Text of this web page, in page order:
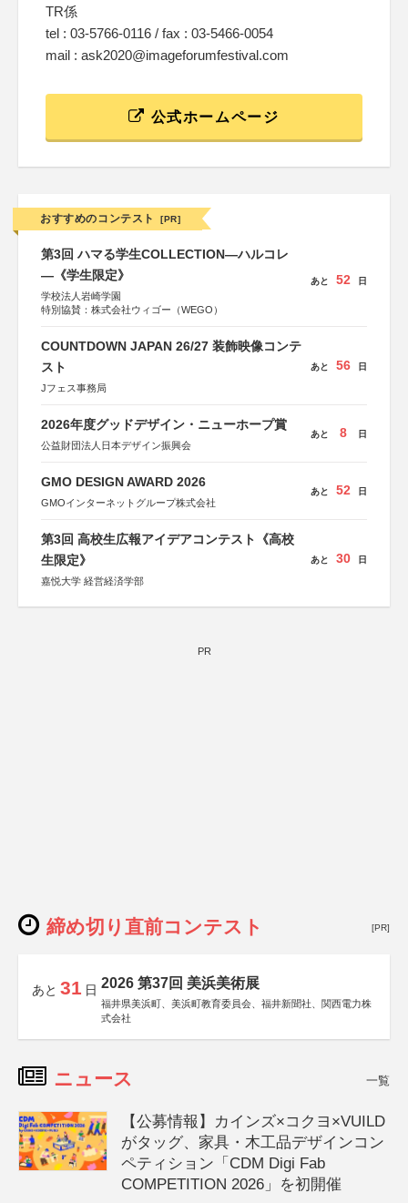
TR係
tel : 03-5766-0116 / fax : 03-5466-0054
mail : ask2020@imageforumfestival.com
公式ホームページ
おすすめのコンテスト [PR]
第3回 ハマる学生COLLECTION―ハルコレ
―《学生限定》
学校法人岩崎学園
特別協賛：株式会社ウィゴー（WEGO）
あと 52 日
COUNTDOWN JAPAN 26/27 装飾映像コンテ
スト
Jフェス事務局
あと 56 日
2026年度グッドデザイン・ニューホープ賞
公益財団法人日本デザイン振興会
あと 8 日
GMO DESIGN AWARD 2026
GMOインターネットグループ株式会社
あと 52 日
第3回 高校生広報アイデアコンテスト《高校
生限定》
嘉悦大学 経営経済学部
あと 30 日
PR
締め切り直前コンテスト [PR]
あと 31 日 2026 第37回 美浜美術展
福井県美浜町、美浜町教育委員会、福井新聞社、関西電力株
式会社
ニュース 一覧
【公募情報】カインズ×コクヨ×VUILD
がタッグ、家具・木工品デザインコン
ペティション「CDM Digi Fab
COMPETITION 2026」を初開催